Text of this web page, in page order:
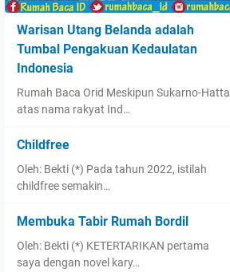
Warisan Utang Belanda adalah
Tumbal Pengakuan Kedaulatan
Indonesia
Rumah Baca Orid Meskipun Sukarno-Hatta
atas nama rakyat Ind…
Childfree
Oleh: Bekti (*) Pada tahun 2022, istilah
childfree semakin…
Membuka Tabir Rumah Bordil
Oleh: Bekti (*) KETERTARIKAN pertama
saya dengan novel kary…